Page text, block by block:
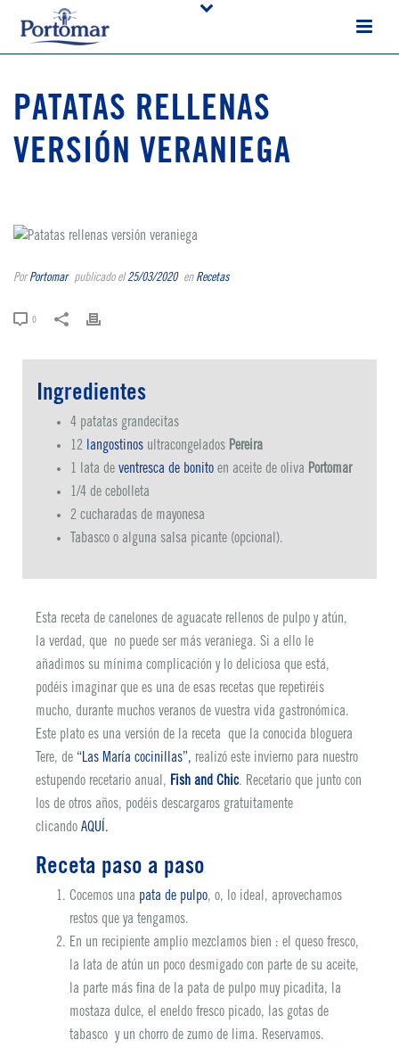
PATATAS RELLENAS
VERSIÓN VERANIEGA
PorPortomar publicado el25/03/2020 en Recetas
0
Ingredientes
4 patatas grandecitas
12 langostinosultracongelados Pereira
1 lata de ventresca de bonitoen aceite de oliva Portomar
1/4 de cebolleta
2 cucharadas de mayonesa
Tabasco o alguna salsa picante (opcional).
Esta receta de canelones de aguacate rellenos de pulpo y atún,
la verdad, que no puede ser más veraniega. Si a ello le
añadimos su mínima complicación y lo deliciosa que está,
podéis imaginar que es una de esas recetas que repetiréis
mucho, durante muchos veranos de vuestra vida gastronómica.
Este plato es una versión de la receta que la conocida bloguera
Tere, de “Las María cocinillas”, realizó este invierno para nuestro
estupendo recetario anual, Fish and Chic. Recetario que junto con
los de otros años, podéis descargaros gratuitamente
clicando AQUÍ.
Receta paso a paso
Cocemos una pata de pulpo, o, lo ideal, aprovechamos
restos que ya tengamos.
En un recipiente amplio mezclamos bien : el queso fresco,
la lata de atún un poco desmigado con parte de su aceite,
la parte más fina de la pata de pulpo muy picadita, la
mostaza dulce, el eneldo fresco picado, las gotas de
tabasco y un chorro de zumo de lima. Reservamos.